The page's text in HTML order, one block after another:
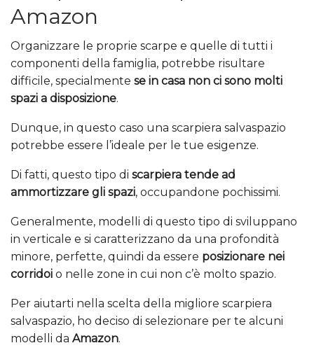
Amazon
Organizzare le proprie scarpe e quelle di tutti i
componenti della famiglia, potrebbe risultare
difficile, specialmente se in casa non ci sono molti
spazi a disposizione.
Dunque, in questo caso una scarpiera salvaspazio
potrebbe essere l’ideale per le tue esigenze.
Di fatti, questo tipo di scarpiera tende ad
ammortizzare gli spazi, occupandone pochissimi.
Generalmente, modelli di questo tipo di sviluppano
in verticale e si caratterizzano da una profondità
minore, perfette, quindi da essere posizionare nei
corridoi o nelle zone in cui non c’è molto spazio.
Per aiutarti nella scelta della migliore scarpiera
salvaspazio, ho deciso di selezionare per te alcuni
modelli da Amazon.